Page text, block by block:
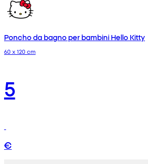
Poncho da bagno per bambini Hello Kitty
60 x 120 cm
5
€